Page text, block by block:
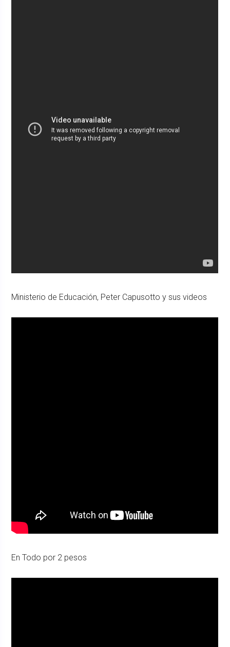
Ministerio de Educación, Peter Capusotto y sus videos
En Todo por 2 pesos